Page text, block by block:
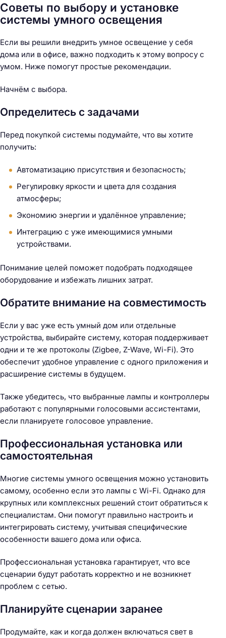
Советы по выбору и установке
системы умного освещения
Если вы решили внедрить умное освещение у себя
дома или в офисе, важно подходить к этому вопросу с
умом. Ниже помогут простые рекомендации.
Начнём с выбора.
Определитесь с задачами
Перед покупкой системы подумайте, что вы хотите
получить:
Автоматизацию присутствия и безопасность;
Регулировку яркости и цвета для создания
атмосферы;
Экономию энергии и удалённое управление;
Интеграцию с уже имеющимися умными
устройствами.
Понимание целей поможет подобрать подходящее
оборудование и избежать лишних затрат.
Обратите внимание на совместимость
Если у вас уже есть умный дом или отдельные
устройства, выбирайте систему, которая поддерживает
одни и те же протоколы (Zigbee, Z-Wave, Wi-Fi). Это
обеспечит удобное управление с одного приложения и
расширение системы в будущем.
Также убедитесь, что выбранные лампы и контроллеры
работают с популярными голосовыми ассистентами,
если планируете голосовое управление.
Профессиональная установка или
самостоятельная
Многие системы умного освещения можно установить
самому, особенно если это лампы с Wi-Fi. Однако для
крупных или комплексных решений стоит обратиться к
специалистам. Они помогут правильно настроить и
интегрировать систему, учитывая специфические
особенности вашего дома или офиса.
Профессиональная установка гарантирует, что все
сценарии будут работать корректно и не возникнет
проблем с сетью.
Планируйте сценарии заранее
Продумайте, как и когда должен включаться свет в